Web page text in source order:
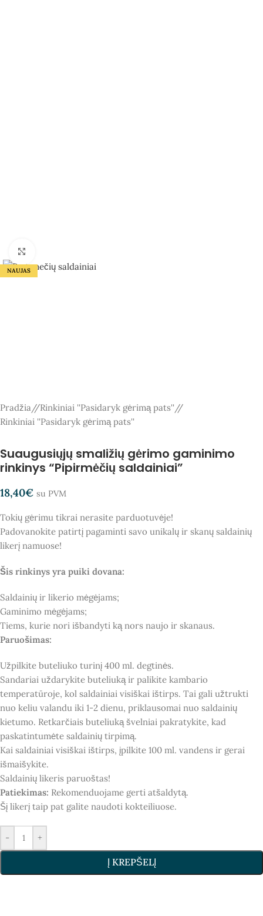
NAUJAS
Pradžia / Rinkiniai ''Pasidaryk gėrimą pats'' /
Rinkiniai ''Pasidaryk gėrimą pats''
Suaugusiųjų smaližių gėrimo gaminimo
rinkinys “Pipirmėčių saldainiai”
18,40€ su PVM
Tokių gėrimu tikrai nerasite parduotuvėje!
Padovanokite patirtį pagaminti savo unikalų ir skanų saldainių
likerį namuose!
Šis rinkinys yra puiki dovana:
Saldainių ir likerio mėgėjams;⠀
Gaminimo mėgėjams; ⠀
Tiems, kurie nori išbandyti ką nors naujo ir skanaus.
Paruošimas:
Užpilkite buteliuko turinį 400 ml. degtinės.
Sandariai uždarykite buteliuką ir palikite kambario
temperatūroje, kol saldainiai visiškai ištirps. Tai gali užtrukti
nuo keliu valandu iki 1-2 dienu, priklausomai nuo saldainių
kietumo. Retkarčiais buteliuką švelniai pakratykite, kad
paskatintumėte saldainių tirpimą.
Kai saldainiai visiškai ištirps, įpilkite 100 ml. vandens ir gerai
išmaišykite.
Saldainių likeris paruoštas!
Patiekimas: Rekomenduojame gerti atšaldytą.
Šį likerį taip pat galite naudoti kokteiliuose.
- +
Į KREPŠELĮ